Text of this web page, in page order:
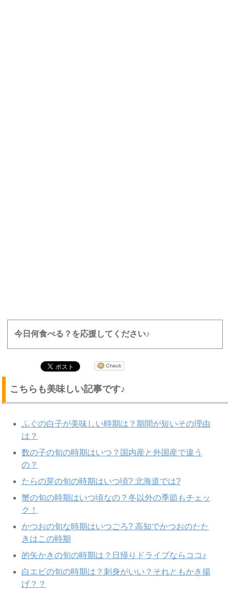
今日何食べる？を応援してください♪
こちらも美味しい記事です♪
ふぐの白子が美味しい時期は？期間が短いその理由
は？
数の子の旬の時期はいつ？国内産と外国産で違う
の？
たらの芽の旬の時期はいつ頃? 北海道では?
蟹の旬の時期はいつ頃なの？冬以外の季節もチェッ
ク！
かつおの旬な時期はいつごろ? 高知でかつおのたた
きはこの時期
的矢かきの旬の時期は？日帰りドライブならココ♪
白エビの旬の時期は？刺身がいい？それともかき揚
げ？？